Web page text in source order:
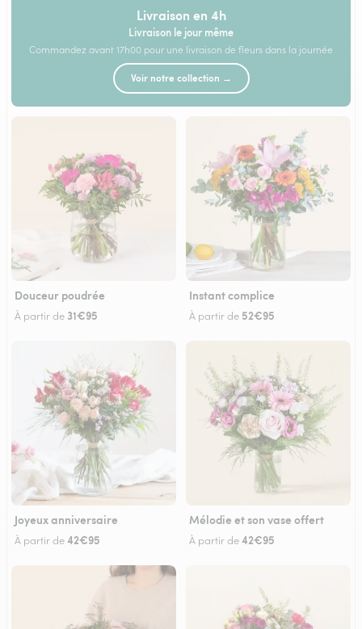
Livraison en 4h
Livraison le jour même
Commandez avant 17h00 pour une livraison de fleurs dans la journée
Voir notre collection →
Douceur poudrée
À partir de 31€95
Instant complice
À partir de 52€95
Joyeux anniversaire
À partir de42€95
Mélodie et son vase offert
À partir de42€95